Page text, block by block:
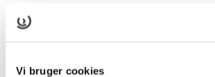
Vi bruger cookies